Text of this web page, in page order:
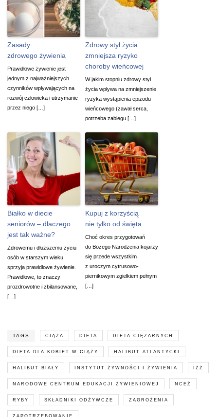
Zasady
zdrowego żywienia
Prawidłowe żywienie jest
jednym z najważniejszych
czynników wpływających na
rozwój człowieka i utrzymanie
przez niego […]
Zdrowy styl życia
zmniejsza ryzyko
choroby wieńcowej
W jakim stopniu zdrowy styl
życia wpływa na zmniejszenie
ryzyka wystąpienia epizodu
wieńcowego (zawał serca,
potrzeba zabiegu […]
Białko w diecie
seniorów – dlaczego
jest tak ważne?
Zdrowemu i dłuższemu życiu
osób w starszym wieku
sprzyja prawidłowe żywienie.
Prawidłowe, to znaczy
prozdrowotne i zbilansowane,
[…]
Kupuj z korzyścią
nie tylko od święta
Choć okres przygotowań
do Bożego Narodzenia kojarzy
się przede wszystkim
z uroczym cytrusowo-
piernikowym zgiełkiem pełnym
[…]
TAGS CIĄŻA DIETA DIETA CIĘŻARNYCH
DIETA DLA KOBIET W CIĄŻY HALIBUT ATLANTYCKI
HALIBUT BIAŁY INSTYTUT ŻYWNOŚCI I ŻYWIENIA IŻŻ
NARODOWE CENTRUM EDUKACJI ŻYWIENIOWEJ NCEŻ
RYBY SKŁADNIKI ODŻYWCZE ZAGROŻENIA
ZAPOTRZEBOWANIE